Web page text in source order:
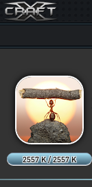
2557 K / 2557 K